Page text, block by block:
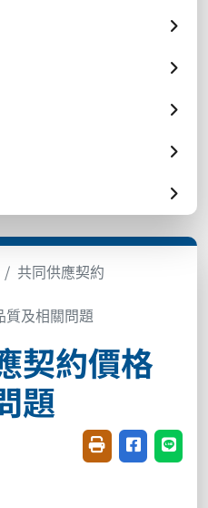
共同供應契約
質及相關問題
契約價格
題
友善列印(開新視
分享至臉書
分享